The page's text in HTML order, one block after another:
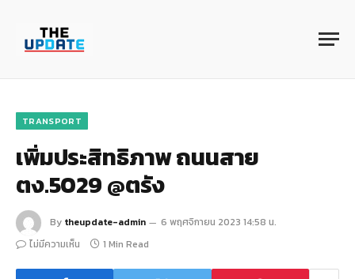
TRANSPORT
เพิ่มประสิทธิภาพ ถนนสาย
ตง.5029 @ตรัง
By theupdate-admin
6 พฤศจิกายน 2023 14:58 น.
ไม่มีความเห็น
1 Min Read